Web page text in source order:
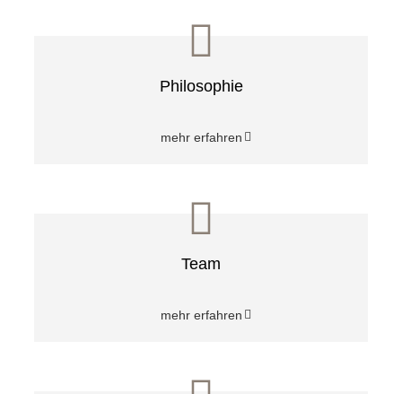
Philosophie
mehr erfahren
Team
mehr erfahren